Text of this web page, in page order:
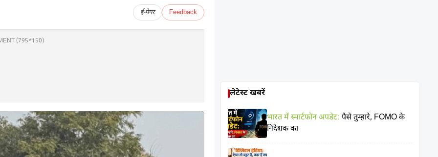
ई-पेपर Feedback
(795*150)
लेटेस्ट खबरें
भारत में स्मार्टफोन अपडेट: पैसे तुम्हारे, FOMO के
निदेशक का